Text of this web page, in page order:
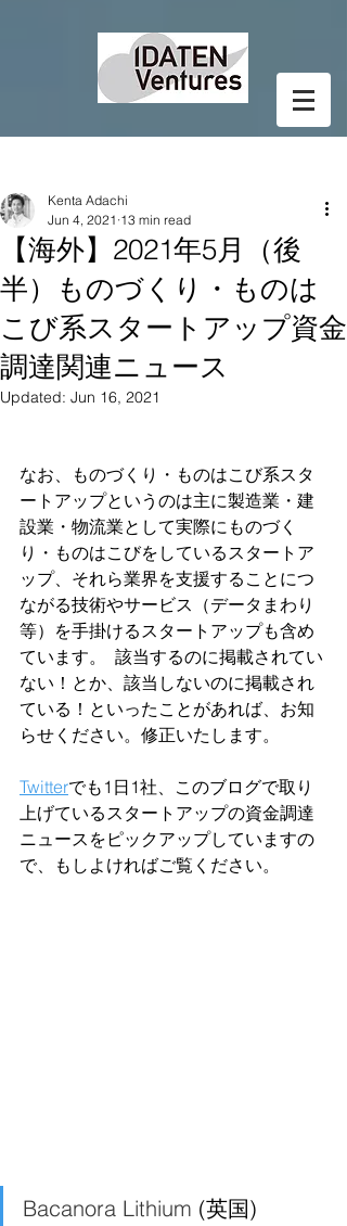
【海外】2021年5月（後
半）ものづくり・ものは
こび系スタートアップ資金
調達関連ニュース
Kenta Adachi
Jun 4, 2021 13 min read
Updated: Jun 16, 2021
なお、ものづくり・ものはこび系スタ
ートアップというのは主に製造業・建
設業・物流業として実際にものづく
り・ものはこびをしているスタートア
ップ、それら業界を支援することにつ
ながる技術やサービス（データまわり
等）を手掛けるスタートアップも含め
ています。  該当するのに掲載されてい
ない！とか、該当しないのに掲載され
ている！といったことがあれば、お知
らせください。修正いたします。
Twitterでも1日1社、このブログで取り
上げているスタートアップの資金調達
ニュースをピックアップしていますの
で、もしよければご覧ください。
Bacanora Lithium (英国)